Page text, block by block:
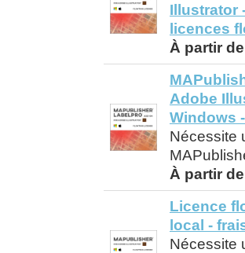
Illustrator
licences
À partir
Adobe
Windows
Nécessite
À partir
Licence
local -
Nécessite